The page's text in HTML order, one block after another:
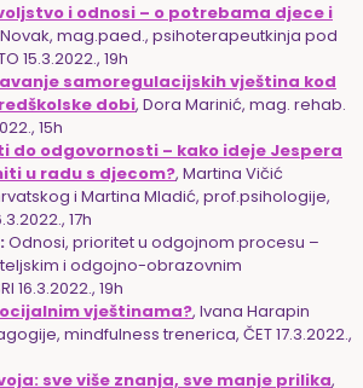
i odnosi – o potrebama djece i
mag.paed., psihoterapeutkinja pod
15.3.2022., 19h
samoregulacijskih vještina kod
dobi, Dora Marinić, mag. rehab.
15h
do odgovornosti – kako ideje Jespera
u radu s djecom?, Martina Vičić
i Martina Mladić, prof.psihologije,
17h
Odnosi, prioritet u odgojnom procesu –
i odgojno-obrazovnim
16.3.2022., 19h
vještinama?, Ivana Harapin
mindfulness trenerica, ČET 17.3.2022.,
sve više znanja, sve manje prilika,